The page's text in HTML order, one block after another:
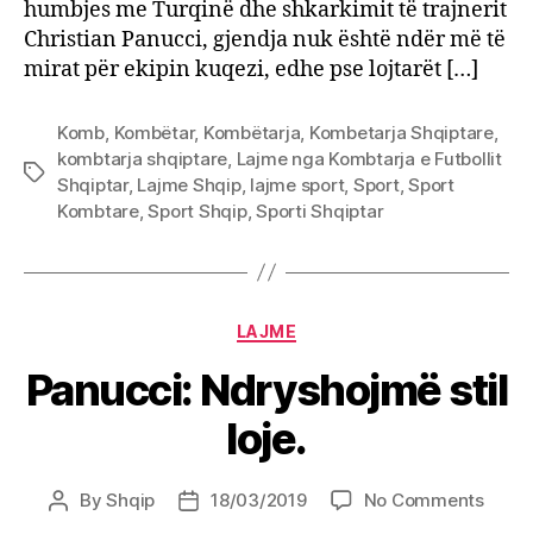
humbjes me Turqinë dhe shkarkimit të trajnerit
Christian Panucci, gjendja nuk është ndër më të
mirat për ekipin kuqezi, edhe pse lojtarët […]
Tags
Komb, Kombëtar, Kombëtarja, Kombetarja Shqiptare,
kombtarja shqiptare, Lajme nga Kombtarja e Futbollit
Shqiptar, Lajme Shqip, lajme sport, Sport,Sport
Kombtare,Sport Shqip,Sporti Shqiptar
Categories
LAJME
Panucci: Ndryshojmë stil
loje.
PostByShqip
Post18/03/2019 No Commentson